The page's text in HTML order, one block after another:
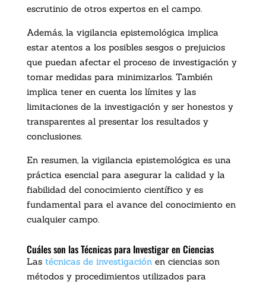
escrutinio de otros expertos en el campo.
Además, la vigilancia epistemológica implica
estar atentos a los posibles sesgos o prejuicios
que puedan afectar el proceso de investigación y
tomar medidas para minimizarlos. También
implica tener en cuenta los límites y las
limitaciones de la investigación y ser honestos y
transparentes al presentar los resultados y
conclusiones.
En resumen, la vigilancia epistemológica es una
práctica esencial para asegurar la calidad y la
fiabilidad del conocimiento científico y es
fundamental para el avance del conocimiento en
cualquier campo.
Cuáles son las Técnicas para Investigar en Ciencias
Las técnicas de investigación en ciencias son
métodos y procedimientos utilizados para